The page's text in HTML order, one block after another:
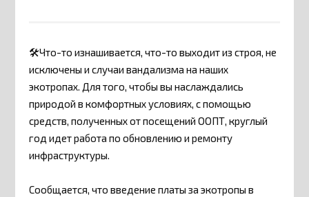
🛠Что-то изнашивается, что-то выходит из строя, не
исключены и случаи вандализма на наших
экотропах. Для того, чтобы вы наслаждались
природой в комфортных условиях, с помощью
средств, полученных от посещений ООПТ, круглый
год идет работа по обновлению и ремонту
инфраструктуры.
Сообщается, что введение платы за экотропы в